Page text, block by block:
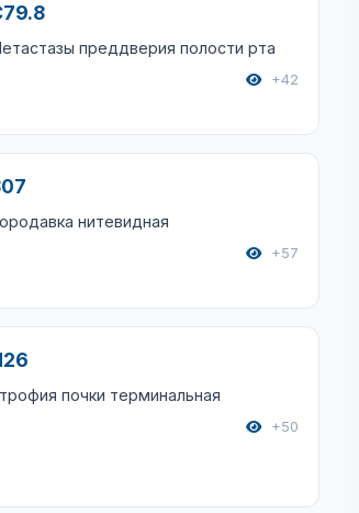
преддверия полости рта
+42
нитевидная
+57
почки терминальная
+50